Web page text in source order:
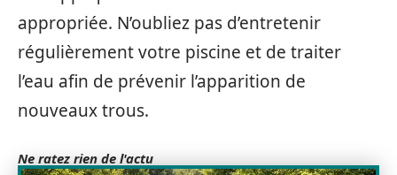
appropriée. N’oubliez pas d’entretenir
régulièrement votre piscine et de traiter
l’eau afin de prévenir l’apparition de
nouveaux trous.
Ne ratez rien de l'actu